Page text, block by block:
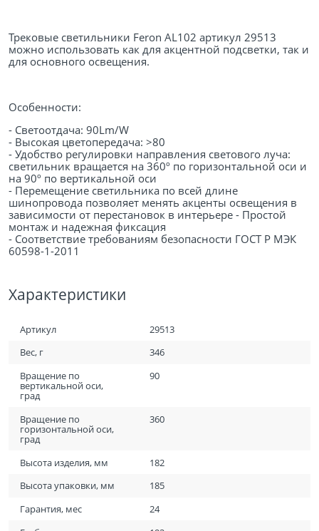
Трековые светильники Feron AL102 артикул 29513
можно использовать как для акцентной подсветки, так и
для основного освещения.
Особенности:
- Светоотдача: 90Lm/W
- Высокая цветопередача: >80
- Удобство регулировки направления светового луча:
светильник вращается на 360º по горизонтальной оси и
на 90º по вертикальной оси
- Перемещение светильника по всей длине
шинопровода позволяет менять акценты освещения в
зависимости от перестановок в интерьере - Простой
монтаж и надежная фиксация
- Соответствие требованиям безопасности ГОСТ Р МЭК
60598-1-2011
Характеристики
Артикул
29513
Вес, г
346
Вращение по
вертикальной оси,
град
90
Вращение по
горизонтальной оси,
град
360
Высота изделия, мм
182
Высота упаковки, мм
185
Гарантия, мес
24